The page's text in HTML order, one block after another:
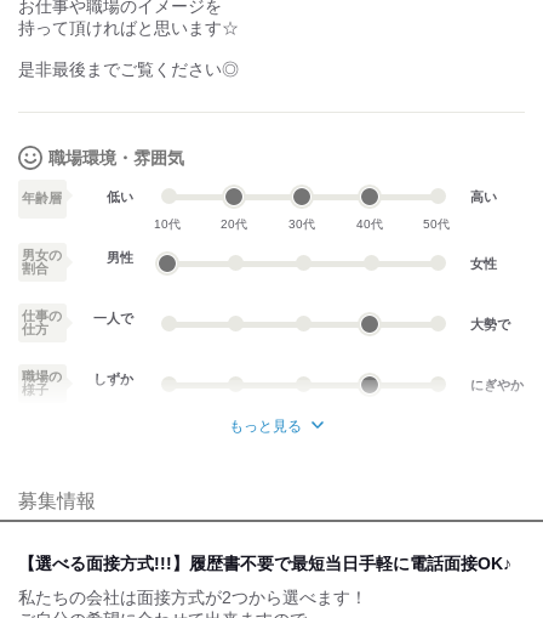
試用期間3か月/同待遇
お仕事や職場のイメージを
持って頂ければと思います☆
是非最後までご覧ください◎
職場環境・雰囲気
年齢層 低い
10代 20代 30代 40代 50代
高い
男女の
割合
男性 女性
仕事の
仕方
一人で 大勢で
職場の
様子
しずか にぎやか
個性が生かせる
デスクワーク 立ち仕事
お客様との対話が
もっと見る
募集情報
【選べる面接方式!!!】履歴書不要で最短当日手軽に電話面接OK♪
私たちの会社は面接方式が2つから選べます！